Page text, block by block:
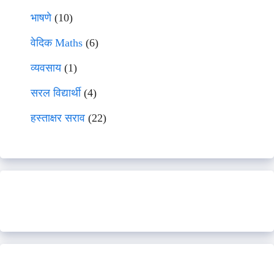
भाषणे(10)
वेदिक Maths (6)
व्यवसाय(1)
सरल विद्यार्थी(4)
हस्ताक्षर सराव (22)